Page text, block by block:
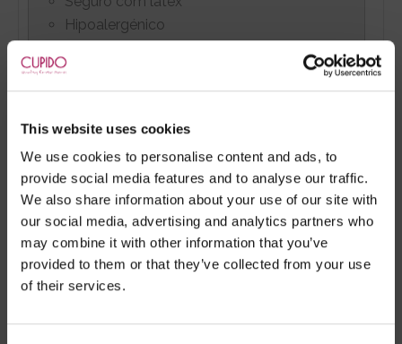
This website uses cookies
We use cookies to personalise content and ads, to
provide social media features and to analyse our traffic.
We also share information about your use of our site with
our social media, advertising and analytics partners who
may combine it with other information that you’ve
provided to them or that they’ve collected from your use
of their services.
Hipoalergénico
frascos de 22ml com goteira.
Marca: Kamasutra®
- Embalagens 100% discretas
- *Entrega em 24 horas para pedidos antes das 16:00 h.
Após as 16:00 h, a sua encomenda será entregue em 48